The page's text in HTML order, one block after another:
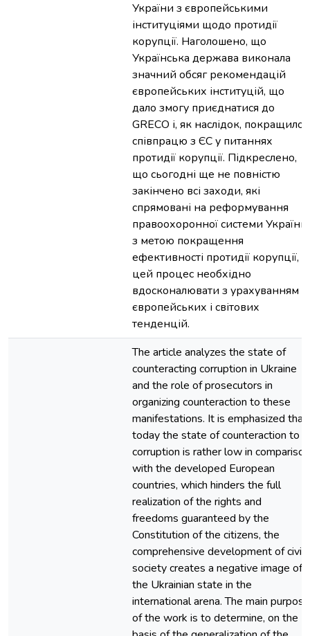
України з європейськими
інституціями щодо протидії
корупції. Наголошено, що
Українська держава виконала
значний обсяг рекомендацій
європейських інституцій, що
дало змогу приєднатися до
GRECO і, як наслідок, покращило
співпрацю з ЄС у питаннях
протидії корупції. Підкреслено,
що сьогодні ще не повністю
закінчено всі заходи, які
спрямовані на реформування
правоохоронної системи України
з метою покращення
ефективності протидії корупції, і
цей процес необхідно
вдосконалювати з урахуванням
європейських і світових
тенденцій.
The article analyzes the state of
counteracting corruption in Ukraine
and the role of prosecutors in
organizing counteraction to these
manifestations. It is emphasized that
today the state of counteraction to
corruption is rather low in comparison
with the developed European
countries, which hinders the full
realization of the rights and
freedoms guaranteed by the
Constitution of the citizens, the
comprehensive development of civil
society creates a negative image of
the Ukrainian state in the
international arena. The main purpose
of the work is to determine, on the